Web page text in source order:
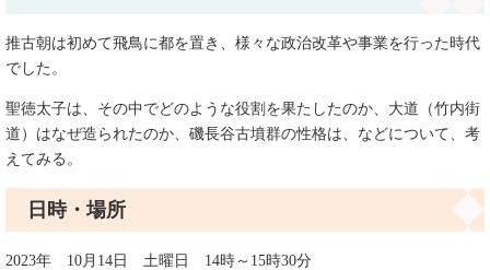
推古朝は初めて飛鳥に都を置き、様々な政治改革や事業を行った時代
でした。
聖徳太子は、その中でどのような役割を果たしたのか、大道（竹内街
道）はなぜ造られたのか、磯長谷古墳群の性格は、などについて、考
えてみる。
日時・場所
2023年 10月14日 土曜日 14時～15時30分